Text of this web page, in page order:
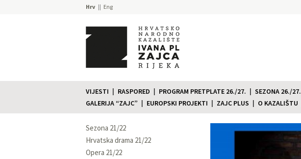
Hrv Eng
VIJESTI RASPORED PROGRAM PRETPLATE 26./27. SEZONA 26./27.
GALERIJA “ZAJC”
EUROPSKI PROJEKTI ZAJC PLUS O KAZALIŠTU
Sezona 21/22
Hrvatska drama 21/22
Opera 21/22